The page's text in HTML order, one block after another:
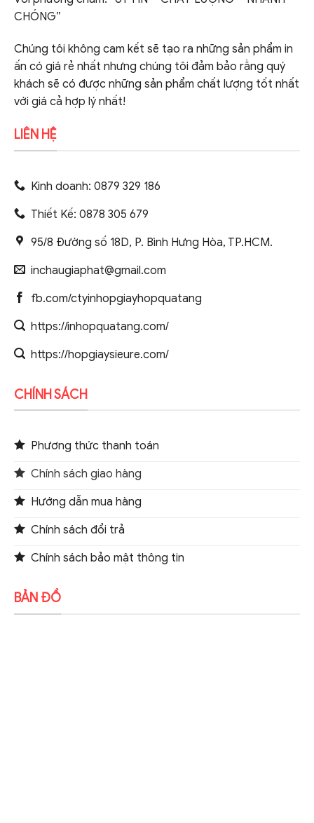
CHÓNG”
Chúng tôi không cam kết sẽ tạo ra những sản phẩm in
ấn có giá rẻ nhất nhưng chúng tôi đảm bảo rằng quý
khách sẽ có được những sản phẩm chất lượng tốt nhất
với giá cả hợp lý nhất!
LIÊN HỆ
Kinh doanh: 0879 329 186
Thiết Kế: 0878 305 679
95/8 Đường số 18D, P. Bình Hưng Hòa, TP.HCM.
inchaugiaphat@gmail.com
fb.com/ctyinhopgiayhopquatang
https://inhopquatang.com/
https://hopgiaysieure.com/
CHÍNH SÁCH
Phương thức thanh toán
Chính sách giao hàng
Hướng dẫn mua hàng
Chính sách đổi trả
Chính sách bảo mật thông tin
BẢN ĐỒ